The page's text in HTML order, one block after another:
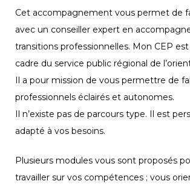
Cet accompagnement vous permet de
avec un conseiller expert en
transitions professionnelles. Mon CEP
cadre du service public régional de
Il a pour mission de vous permettre de
professionnels éclairés et autonomes.
Il n’existe pas de parcours type. Il est
adapté à vos besoins.
Plusieurs modules vous sont proposés
travailler sur vos compétences ; vous